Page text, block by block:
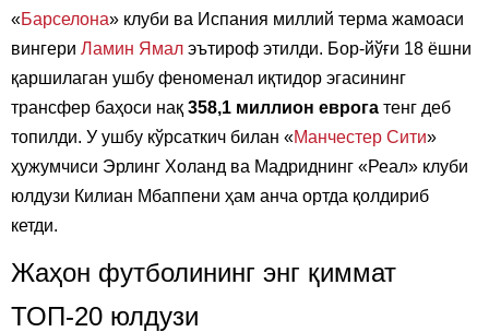
«Барселона» клуби ва Испания миллий терма жамоаси
вингери Ламин Ямал эътироф этилди. Бор-йўғи 18 ёшни
қаршилаган ушбу феноменал иқтидор эгасининг
трансфер баҳоси нақ 358,1 миллион еврога тенг деб
топилди. У ушбу кўрсаткич билан «Манчестер Сити»
ҳужумчиси Эрлинг Холанд ва Мадриднинг «Реал» клуби
юлдузи Килиан Мбаппени ҳам анча ортда қолдириб
кетди.
Жаҳон футболининг энг қиммат
ТОП-20 юлдузи